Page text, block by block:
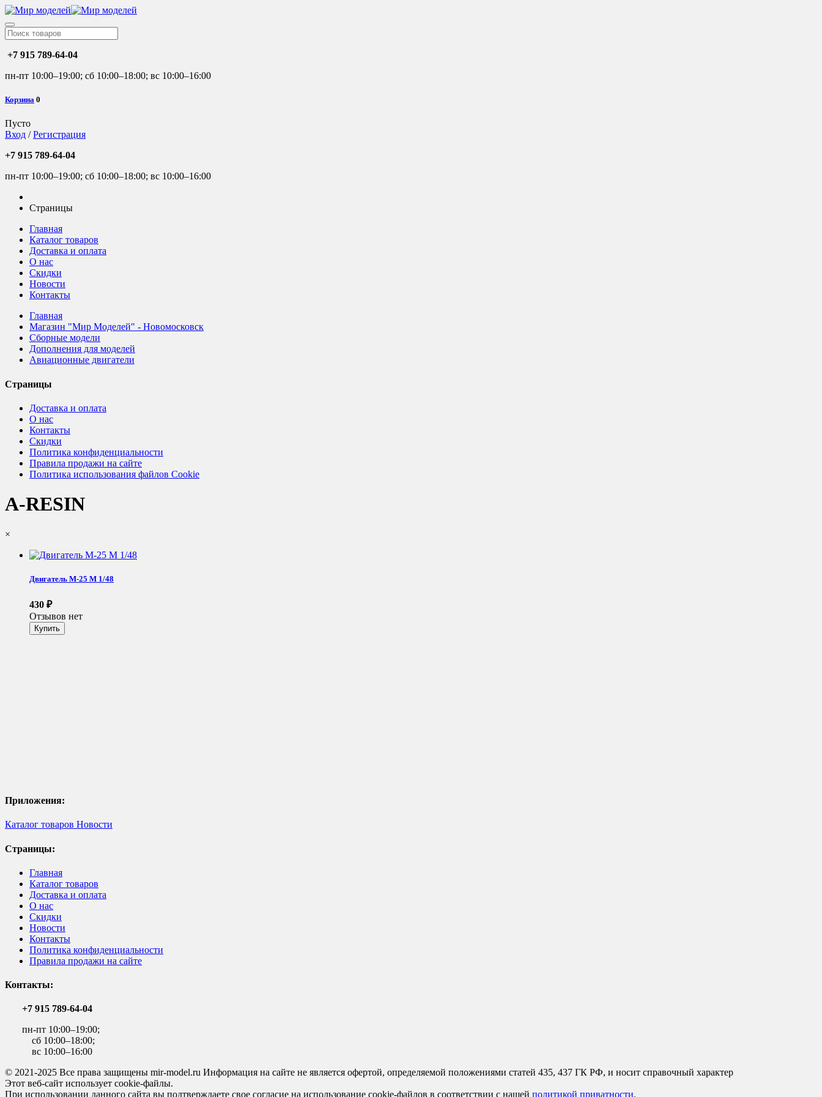
+7 915 789-64-04
пн-пт 10:00–19:00; сб 10:00–18:00; вс 10:00–16:00
Корзина 0
Пусто
Вход /Регистрация
+7 915 789-64-04
пн-пт 10:00–19:00; сб 10:00–18:00; вс 10:00–16:00
Страницы
Главная
Каталог товаров
Доставка и оплата
О нас
Скидки
Новости
Контакты
Главная
Магазин "Мир Моделей" - Новомосковск
Сборные модели
Дополнения для моделей
Авиационные двигатели
Страницы
Доставка и оплата
О нас
Контакты
Скидки
Политика конфиденциальности
Правила продажи на сайте
Политика использования файлов Cookie
A-RESIN
×
Двигатель М-25 М 1/48
430 ₽
Отзывов нет
Приложения:
Каталог товаров Новости
Страницы:
Главная
Каталог товаров
Доставка и оплата
О нас
Скидки
Новости
Контакты
Политика конфиденциальности
Правила продажи на сайте
Контакты:
+7 915 789-64-04
пн-пт 10:00–19:00;
сб 10:00–18:00;
вс 10:00–16:00
© 2021-2025 Все права защищены mir-model.ru Информация на сайте не является офертой, определяемой положениями статей 435, 437 ГК РФ, и носит справочный характер
Этот веб-сайт использует cookie-файлы.
При использовании данного сайта вы подтверждаете свое согласие на использование cookie-файлов в соответствии с нашей политикой приватности.